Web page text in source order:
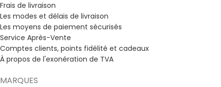
Frais de livraison
Les modes et délais de livraison
Les moyens de paiement sécurisés
Service Après-Vente
Comptes clients, points fidélité et cadeaux
À propos de l'exonération de TVA
MARQUES